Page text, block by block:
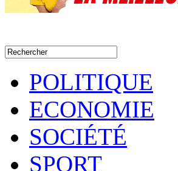
POLITIQUE
ECONOMIE
SOCIÉTÉ
SPORT